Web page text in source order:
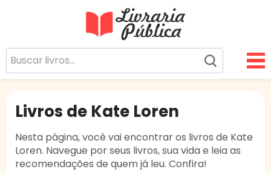
Sua Biblioteca Virtual Gratuita
Livros de Kate Loren
Nesta página, você vai encontrar os livros de Kate
Loren. Navegue por seus livros, sua vida e leia as
recomendações de quem já leu. Confira!